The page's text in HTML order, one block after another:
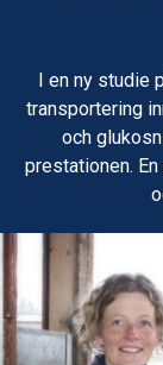
I en ny studie
transportering
och
prestationen.